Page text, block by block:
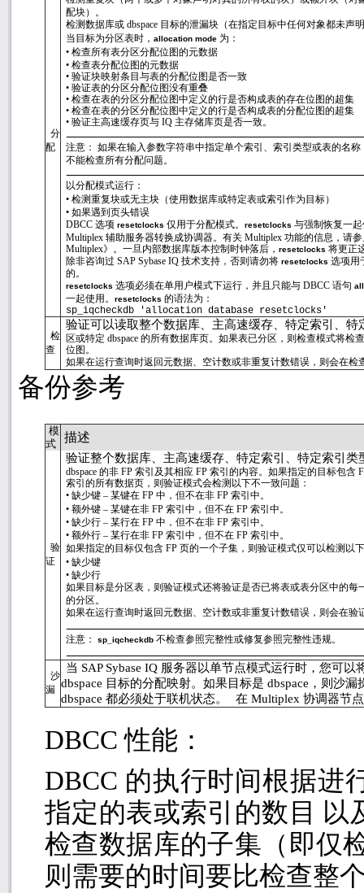
分
配
配块）。
检测数据库或 dbspace 目标的泄漏块（在指定目标中任何对象都未声
当目标为分区表时， allocation mode 为：
• 检查所有表分区分配位图的元数据
• 检查表分配位图的元数据
• 验证块映射条目与表的分配位图是否一致
• 验证表的分区分配位图没有重叠
• 检查在表的分区分配位图中定义的行是否构成表的存在位图的超集
• 检查在表的分区分配位图中定义的行是否构成表的分配位图的超集
• 验证主高速缓存页与 IQ 主存储库页是否一致。
注意： 如果在输入参数字符串中指定单个索引、索引类型或表的名
不能检查所有分配问题。
以分配模式运行：
• 检测重复块或无主块（使用数据库或特定表或索引作为目标）
• 如果遇到页头错误
DBCC 选项 resetclocks 仅用于分配模式。 resetclocks 与强制恢复一
Multiplex 辅助服务器转换成协调器。有关 Multiplex 功能的信息，请
Multiplex》。一旦内部数据库版本控制时钟落后， resetclocks 将更正
除非咨询过 SAP Sybase IQ 技术支持，否则请勿将 resetclocks 选项用
的。
resetclocks 选项必须在单用户模式下运行，并且只能与 DBCC 语句
一起使用。 resetclocks 的语法为：
sp_iqcheckdb 'allocation database resetclocks'
检
查
验证可以读取整个数据库、主高速缓存、特定索引、特
区或特定 dbspace 的所有数据库页。如果表已分区，则检查模式将检
位图。
如果在运行查询时返回元数据、空计数或非重复计数错误，则会在检
备份参考
模
式
描述
验
证
验证整个数据库、主高速缓存、特定索引、特定索引类
dbspace 的非 FP 索引及其相应 FP 索引的内容。如果指定的目标包含
索引的所有数据页，则验证模式会检测以下不一致问题：
• 缺少键 – 某键在 FP 中，但不在非 FP 索引中。
• 额外键 – 某键在非 FP 索引中，但不在 FP 索引中。
• 缺少行 – 某行在 FP 中，但不在非 FP 索引中。
• 额外行 – 某行在非 FP 索引中，但不在 FP 索引中。
如果指定的目标仅包含 FP 页的一个子集，则验证模式仅可以检测以
• 缺少键
• 缺少行
如果目标是分区表，则验证模式还将验证是否已将表或表分区中的每
的分区。
如果在运行查询时返回元数据、空计数或非重复计数错误，则会在验
注意： sp_iqcheckdb 不检查参照完整性或修复参照完整性违规。
沙
漏
当 SAP Sybase IQ 服务器以单节点模式运行时，您可以
dbspace 目标的分配映射。如果目标是dbspace ，则沙
dbspace都必须处于联机状态。 在 Multiplex 协调器节
DBCC性能：
DBCC 的执行时间根据进
指定的表或索引的数目 以
检查数据库的子集（即仅
则需要的时间要比检查整